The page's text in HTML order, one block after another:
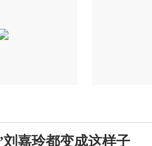
嘉玲都变成这样子